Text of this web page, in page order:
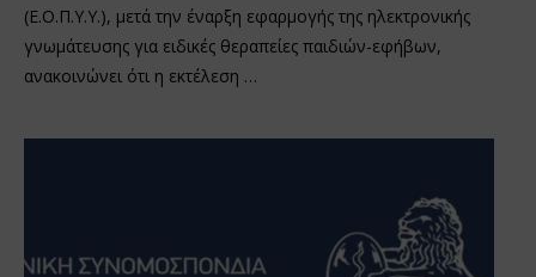
(Ε.Ο.Π.Υ.Υ.), μετά την έναρξη εφαρμογής της ηλεκτρονικής
γνωμάτευσης για ειδικές θεραπείες παιδιών-εφήβων,
ανακοινώνει ότι η εκτέλεση …